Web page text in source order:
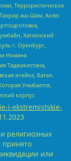
Террористическое
Тахрир аш-Шам, Ахлю
Хатлонский
г. Оренбург,
Номана
Таджикистана,
ячейка, Батал-
Улыбается,
корпус
i-ekstremistskie-
религиозных
принято
или